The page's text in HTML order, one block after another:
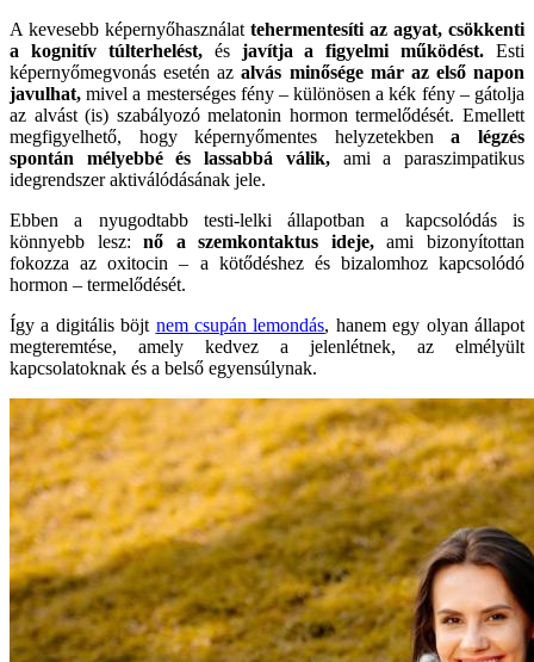
A kevesebb képernyőhasználat tehermentesíti az agyat, csökkenti
a kognitív túlterhelést,és javítja a figyelmi működést. Esti
képernyőmegvonás esetén azalvás minősége már az első napon
javulhat,mivel a mesterséges fény – különösen a kék fény – gátolja
az alvást (is) szabályozó melatonin hormon termelődését. Emellett
megfigyelhető, hogy képernyőmentes helyzetekbena légzés
spontán mélyebbé és lassabbá válik,ami a paraszimpatikus
idegrendszer aktiválódásának jele.
Ebben a nyugodtabb testi-lelki állapotban a kapcsolódás is
könnyebb lesz:nő a szemkontaktus ideje,ami bizonyítottan
fokozza az oxitocin – a kötődéshez és bizalomhoz kapcsolódó
hormon – termelődését.
Így a digitális böjt nem csupán lemondás, hanem egy olyan állapot
megteremtése, amely kedvez a jelenlétnek, az elmélyült
kapcsolatoknak és a belső egyensúlynak.